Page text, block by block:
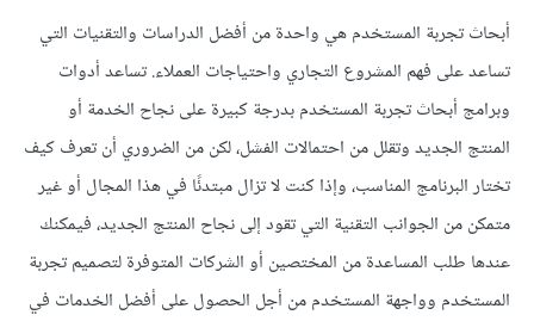
أبحاث تجربة المستخدم هي واحدة من أفضل الدراسات والتقنيات التي
تساعد على فهم المشروع التجاري واحتياجات العملاء. تساعد أدوات
وبرامج أبحاث تجربة المستخدم بدرجة كبيرة على نجاح الخدمة أو
المنتج الجديد وتقلل من احتمالات الفشل، لكن من الضروري أن تعرف كيف
تختار البرنامج المناسب، وإذا كنت لا تزال مبتدئًا في هذا المجال أو غير
متمكن من الجوانب التقنية التي تقود إلى نجاح المنتج الجديد، فيمكنك
عندها طلب المساعدة من المختصين أو الشركات المتوفرة لتصميم تجربة
المستخدم وواجهة المستخدم من أجل الحصول على أفضل الخدمات في